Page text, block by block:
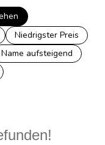
Niedrigster Preis
Name aufsteigend